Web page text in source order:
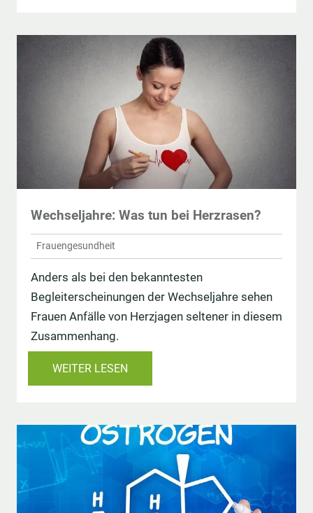
Wechseljahre: Was tun bei Herzrasen?
Frauengesundheit
Anders als bei den bekanntesten
Begleiterscheinungen der Wechseljahre sehen
Frauen Anfälle von Herzjagen seltener in diesem
Zusammenhang.
WEITER LESEN